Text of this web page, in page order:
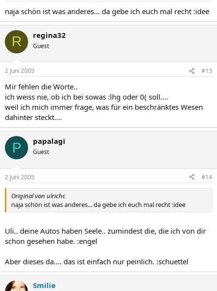
naja schön ist was anderes... da gebe ich euch mal recht :idee
R regina32
Guest
2 Juni 2005 #13
Mir fehlen die Worte..
ich weiss nie, ob ich bei sowas :lhg oder 0( soll....
weil ich mich immer frage, was für ein beschränktes Wesen
dahinter steckt....
P papalagi
Guest
2 Juni 2005 #14
Original von ulrichc
naja schön ist was anderes... da gebe ich euch mal recht :idee
Uli.. deine Autos haben Seele.. zumindest die, die ich von dir
schon gesehen habe. :engel
Aber dieses da.... das ist einfach nur peinlich. :schuettel
Smilie